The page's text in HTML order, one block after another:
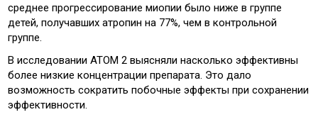
среднее прогрессирование миопии было ниже в группе
детей, получавших атропин на 77%, чем в контрольной
группе.
В исследовании АТОМ 2 выясняли насколько эффективны
более низкие концентрации препарата. Это дало
возможность сократить побочные эффекты при сохранении
эффективности.